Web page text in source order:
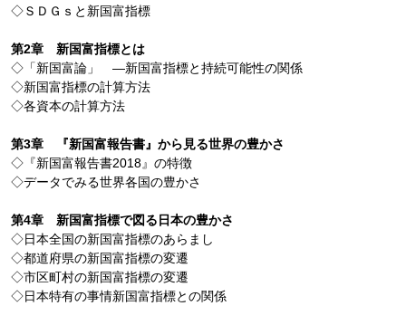
◇ＳＤＧｓと新国富指標
第2章 新国富指標とは
◇「新国富論」 ―新国富指標と持続可能性の関係
◇新国富指標の計算方法
◇各資本の計算方法
第3章 『新国富報告書』から見る世界の豊かさ
◇『新国富報告書2018』の特徴
◇データでみる世界各国の豊かさ
第4章 新国富指標で図る日本の豊かさ
◇日本全国の新国富指標のあらまし
◇都道府県の新国富指標の変遷
◇市区町村の新国富指標の変遷
◇日本特有の事情新国富指標との関係